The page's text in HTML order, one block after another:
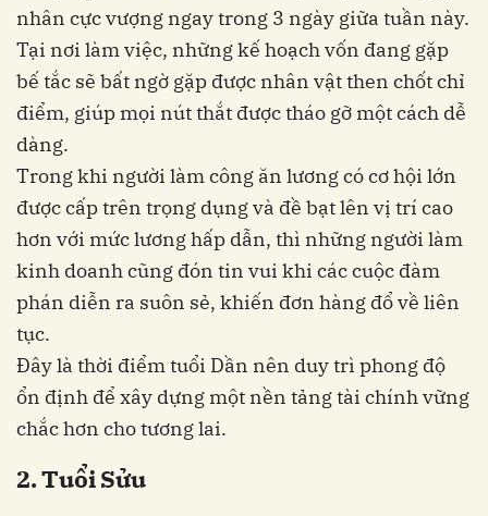
nhân cực vượng ngay trong 3 ngày giữa tuần này.
Tại nơi làm việc, những kế hoạch vốn đang gặp
bế tắc sẽ bất ngờ gặp được nhân vật then chốt chỉ
điểm, giúp mọi nút thắt được tháo gỡ một cách dễ
dàng.
Trong khi người làm công ăn lương có cơ hội lớn
được cấp trên trọng dụng và đề bạt lên vị trí cao
hơn với mức lương hấp dẫn, thì những người làm
kinh doanh cũng đón tin vui khi các cuộc đàm
phán diễn ra suôn sẻ, khiến đơn hàng đổ về liên
tục.
Đây là thời điểm tuổi Dần nên duy trì phong độ
ổn định để xây dựng một nền tảng tài chính vững
chắc hơn cho tương lai.
2. Tuổi Sửu